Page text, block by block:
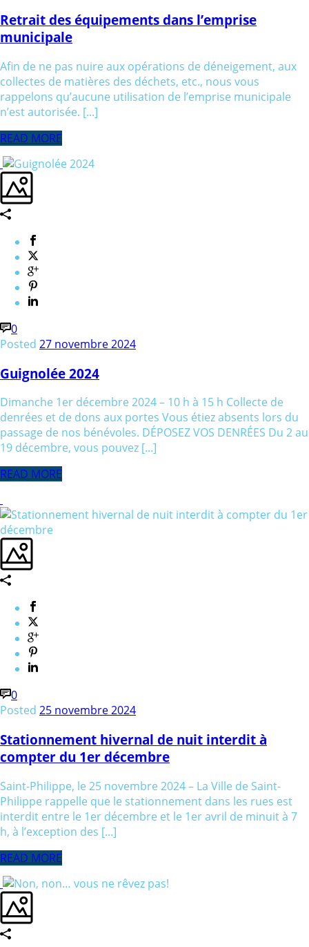
Retrait des équipements dans l’emprise
municipale
Afin de ne pas nuire aux opérations de déneigement, aux
collectes de matières des déchets, etc., nous vous
rappelons qu’aucune utilisation de l’emprise municipale
n’est autorisée. [...]
READ MORE
0
Posted 27 novembre 2024
Guignolée 2024
Dimanche 1er décembre 2024 – 10 h à 15 h Collecte de
denrées et de dons aux portes Vous étiez absents lors du
passage de nos bénévoles. DÉPOSEZ VOS DENRÉES Du 2 au
19 décembre, vous pouvez [...]
READ MORE
0
Posted 25 novembre 2024
Stationnement hivernal de nuit interdit à
compter du 1er décembre
Saint-Philippe, le 25 novembre 2024 – La Ville de Saint-
Philippe rappelle que le stationnement dans les rues est
interdit entre le 1er décembre et le 1er avril de minuit à 7
h, à l’exception des [...]
READ MORE